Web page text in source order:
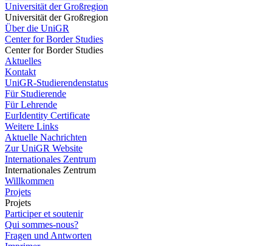
Universität der Großregion
Universität der Großregion
Über die UniGR
Center for Border Studies
Center for Border Studies
Aktuelles
Kontakt
UniGR-Studierendenstatus
Für Studierende
Für Lehrende
EurIdentity Certificate
Weitere Links
Aktuelle Nachrichten
Zur UniGR Website
Internationales Zentrum
Internationales Zentrum
Willkommen
Projets
Projets
Participer et soutenir
Qui sommes-nous?
Fragen und Antworten